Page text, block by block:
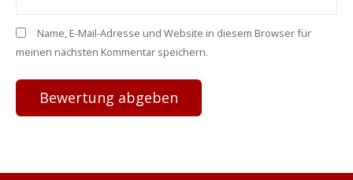
Name, E-Mail-Adresse und Website in diesem Browser für
meinen nächsten Kommentar speichern.